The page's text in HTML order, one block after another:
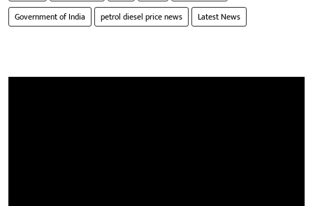
Government of India
petrol diesel price news Latest News